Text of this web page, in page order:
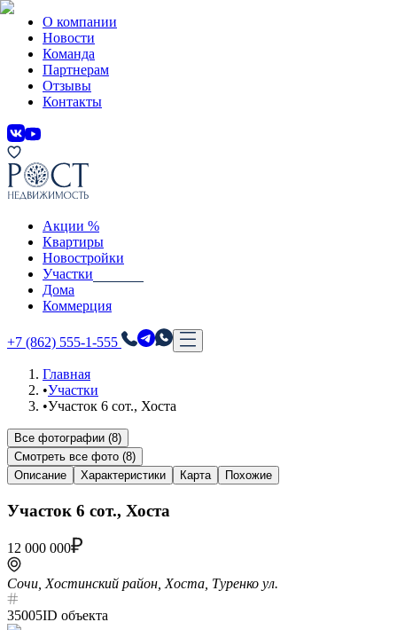
О компании
Новости
Команда
Партнерам
Отзывы
Контакты
Акции %
Квартиры
Новостройки
Участки
Дома
Коммерция
+7 (862) 555-1-555
Главная
•Участки
•Участок 6 сот., Хоста
Все фотографии (8)
Смотреть все фото (8)
Описание
Характеристики Карта Похожие
Участок 6 сот., Хоста
12 000 000
Сочи, Хостинский район, Хоста, Туренко ул.
35005ID объекта